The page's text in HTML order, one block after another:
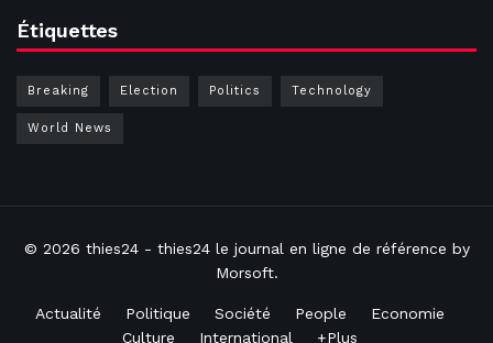
Étiquettes
Breaking Election Politics Technology
World News
© 2026 thies24- thies24 le journal en ligne de référence by
Morsoft.
Actualité Politique Société People
Economie
Culture
International +Plus